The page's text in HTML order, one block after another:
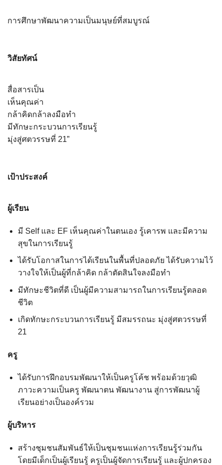
การศึกษาพัฒนาความเป็นมนุษย์ที่สมบูรณ์
วิสัยทัศน์
สื่อสารเป็น
เห็นคุณค่า
กล้าคิดกล้าลงมือทำ
มีทักษะกระบวนการเรียนรู้
มุ่งสู่ศตวรรษที่ 21”
เป้าประสงค์
ผู้เรียน
มี Self และ EF เห็นคุณค่าในตนเอง รู้เคารพ และมีความ
สุขในการเรียนรู้
ได้รับโอกาสในการได้เรียนในพื้นที่ปลอดภัย ได้รับความไว้
วางใจให้เป็นผู้ที่กล้าคิด กล้าตัดสินใจลงมือทำ
มีทักษะชีวิตที่ดี เป็นผู้มีความสามารถในการเรียนรู้ตลอด
ชีวิต
เกิดทักษะกระบวนการเรียนรู้ มีสมรรถนะ มุ่งสู่ศตวรรษที่
21
ครู
ได้รับการฝึกอบรมพัฒนาให้เป็นครูโค้ช พร้อมด้วยวุฒิ
ภาวะความเป็นครู พัฒนาตน พัฒนางาน สู่การพัฒนาผู้
เรียนอย่างเป็นองค์รวม
ผู้บริหาร
สร้างชุมชนสัมพันธ์ให้เป็นชุมชนแห่งการเรียนรู้ร่วมกัน
โดยมีเด็กเป็นผู้เรียนรู้ ครูเป็นผู้จัดการเรียนรู้ และผู้ปกครอง